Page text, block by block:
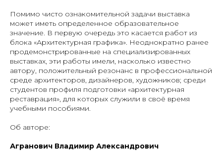
Помимо чисто ознакомительной задачи выставка
может иметь определенное образовательное
значение. В первую очередь это касается работ из
блока «Архитектурная графика». Неоднократно ранее
продемонстрированные на специализированных
выставках, эти работы имели, насколько известно
автору, положительный резонанс в профессиональной
среде архитекторов, дизайнеров, художников; среди
студентов профиля подготовки «архитектурная
реставрация», для которых служили в своё время
учебными пособиями.
Об авторе:
Агранович Владимир Александрович